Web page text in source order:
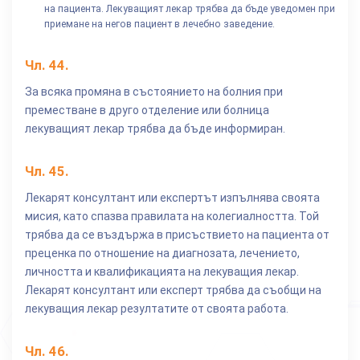
на пациента. Лекуващият лекар трябва да бъде уведомен при
приемане на негов пациент в лечебно заведение.
Чл. 44.
За всяка промяна в състоянието на болния при
преместване в друго отделение или болница
лекуващият лекар трябва да бъде информиран.
Чл. 45.
Лекарят консултант или експертът изпълнява своята
мисия, като спазва правилата на колегиалността. Той
трябва да се въздържа в присъствието на пациента от
преценка по отношение на диагнозата, лечението,
личността и квалификацията на лекуващия лекар.
Лекарят консултант или експерт трябва да съобщи на
лекуващия лекар резултатите от своята работа.
Чл. 46.